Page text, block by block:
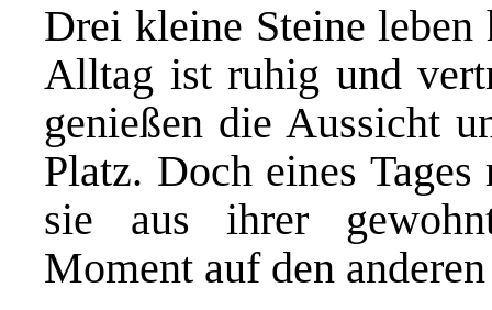
Drei kleine Steine
Alltag ist ruhig und
genießen die Aussicht
Platz. Doch eines
sie aus ihrer
Moment auf den